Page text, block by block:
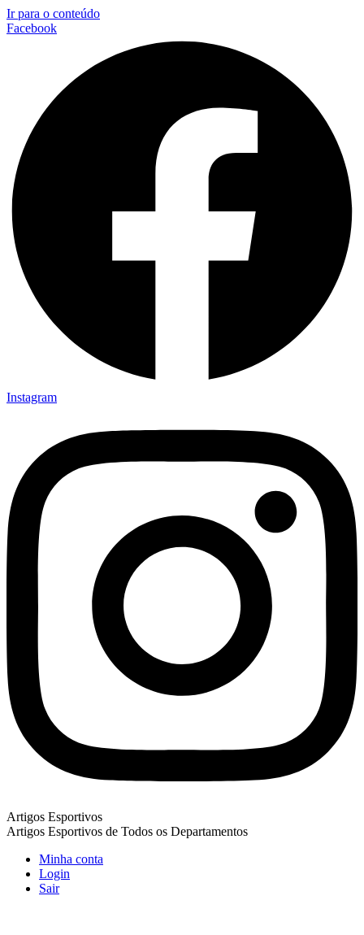
Ir para o conteúdo
Facebook
Instagram
Artigos Esportivos
Artigos Esportivos de Todos os Departamentos
Minha conta
Login
Sair